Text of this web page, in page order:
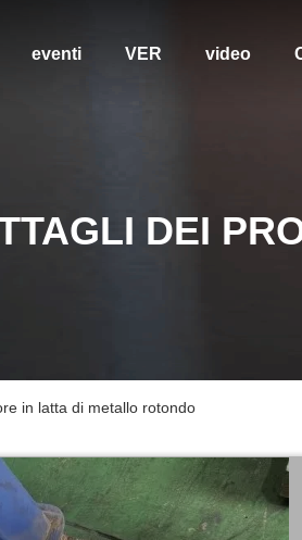
eventi VER video
DEI
in latta di metallo rotondo